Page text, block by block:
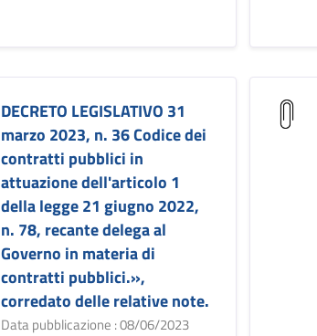
DECRETO LEGISLATIVO 31
marzo 2023, n. 36 Codice dei
contratti pubblici in
attuazione dell'articolo 1
della legge 21 giugno 2022,
n. 78, recante delega al
Governo in materia di
contratti pubblici.»,
corredato delle relative note.
Data pubblicazione : 08/06/2023